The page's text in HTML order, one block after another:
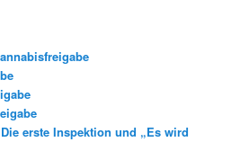
erste Inspektion und „Es wird